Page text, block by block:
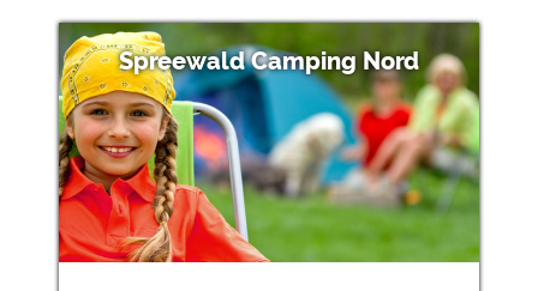
Spreewald Camping Nord